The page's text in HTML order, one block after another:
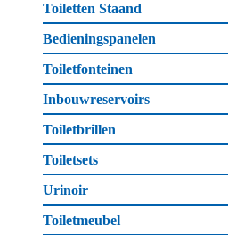
Toiletten Staand
Bedieningspanelen
Toiletfonteinen
Inbouwreservoirs
Toiletbrillen
Toiletsets
Urinoir
Toiletmeubel